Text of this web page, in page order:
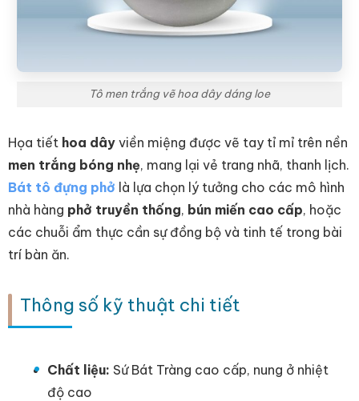
Tô men trắng vẽ hoa dây dáng loe
Họa tiết hoa dây viền miệng được vẽ tay tỉ mỉ trên nền
men trắng bóng nhẹ, mang lại vẻ trang nhã, thanh lịch.
Bát tô đựng phở là lựa chọn lý tưởng cho các mô hình
nhà hàng phở truyền thống, bún miến cao cấp, hoặc
các chuỗi ẩm thực cần sự đồng bộ và tinh tế trong bài
trí bàn ăn.
Thông số kỹ thuật chi tiết
Chất liệu: Sứ Bát Tràng cao cấp, nung ở nhiệt
độ cao